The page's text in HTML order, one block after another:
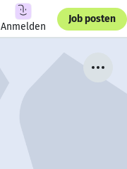
Anmelden
Job posten